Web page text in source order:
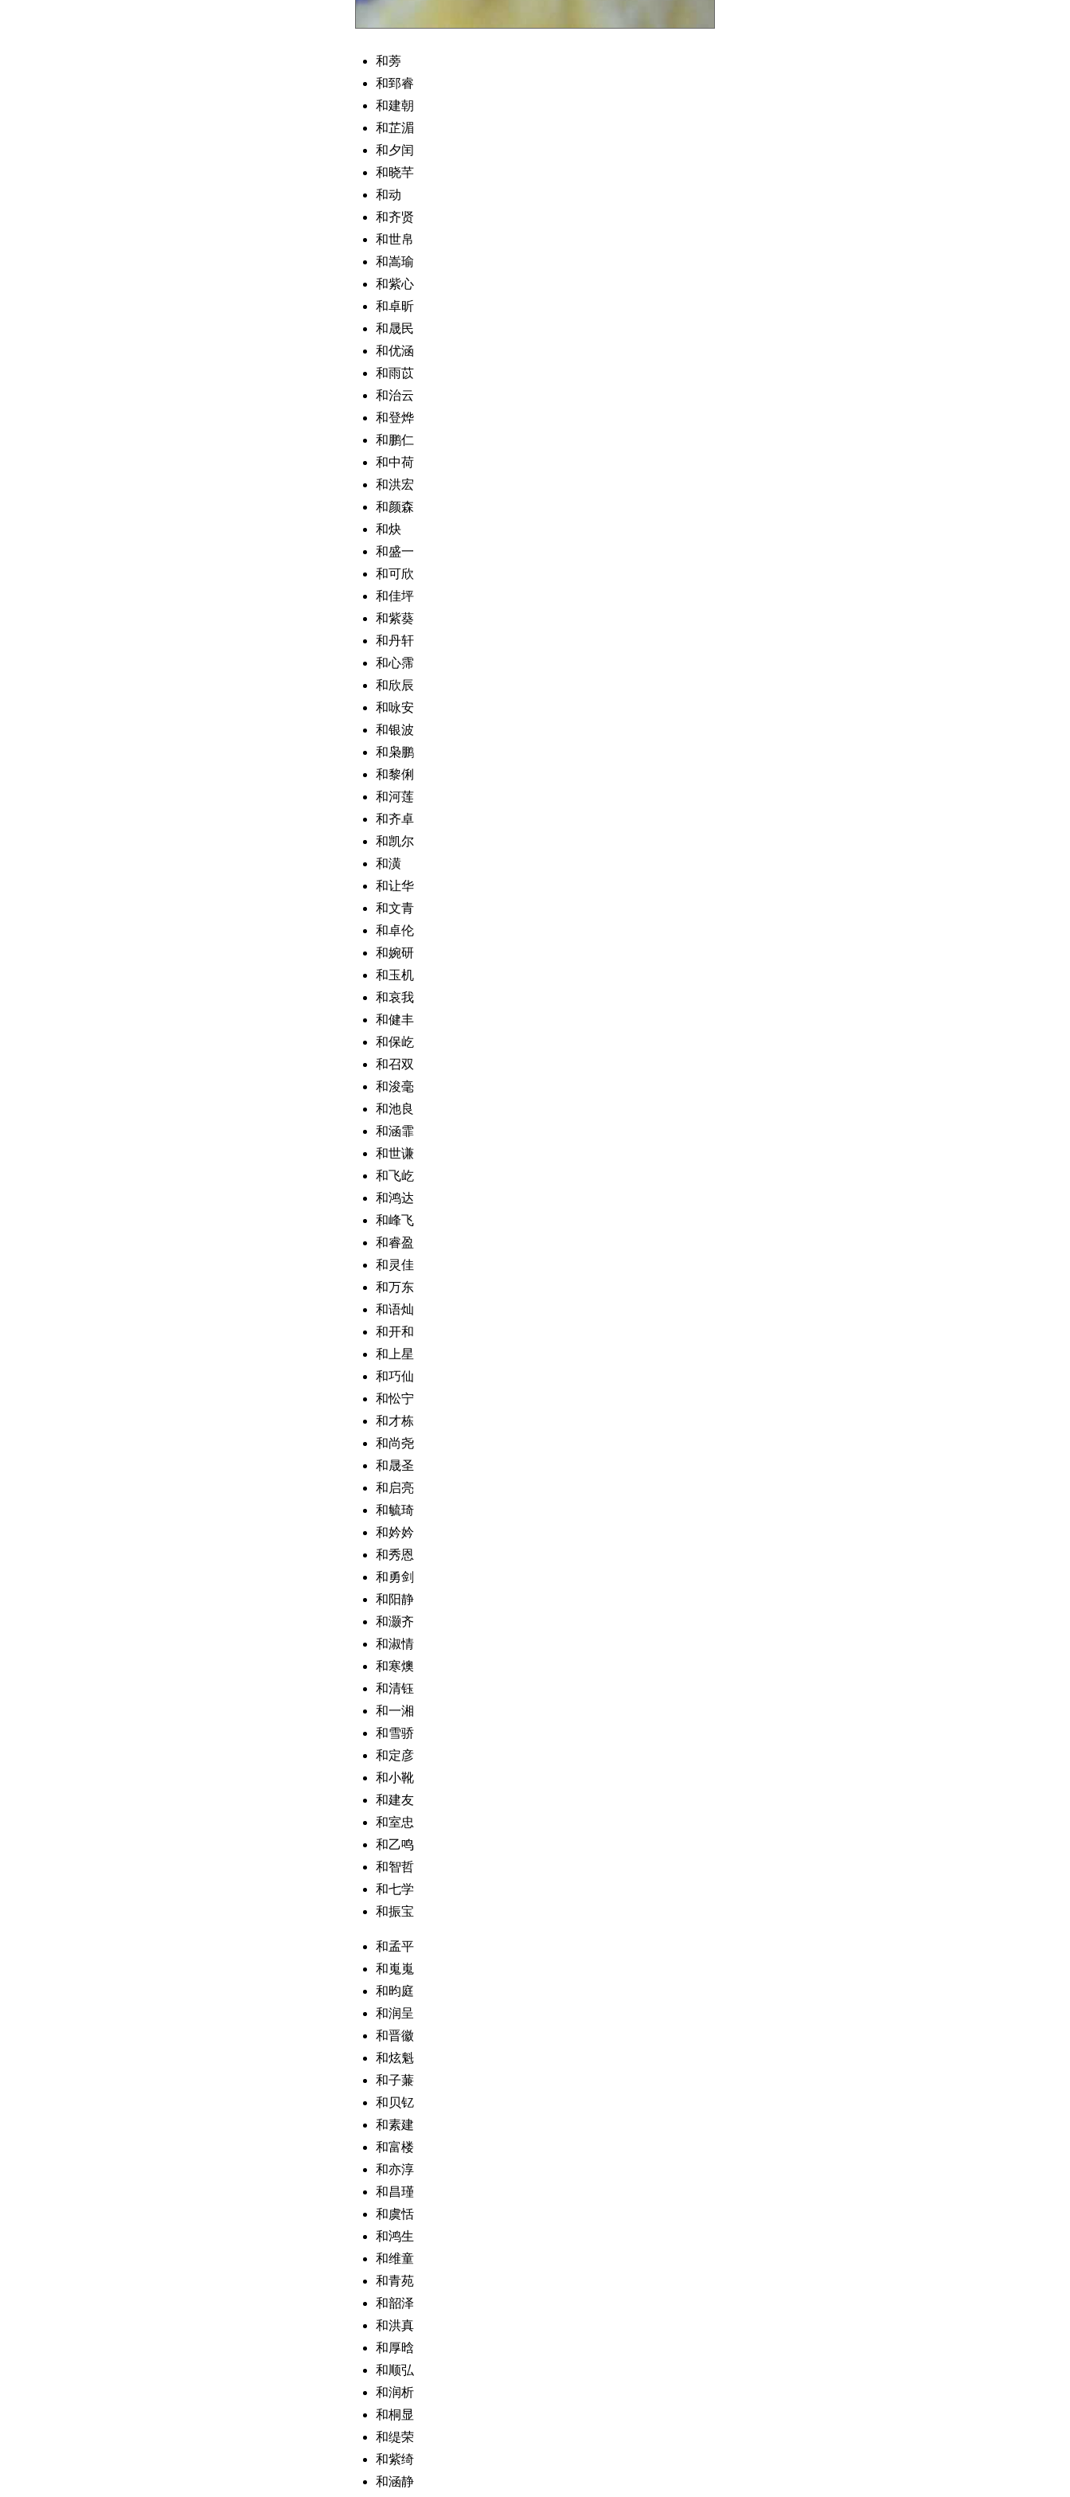
和蒡
和郅睿
和建朝
和芷湄
和夕闰
和晓芊
和动
和齐贤
和世帛
和嵩瑜
和紫心
和卓昕
和晟民
和优涵
和雨苡
和治云
和登烨
和鹏仁
和中荷
和洪宏
和颜森
和炔
和盛一
和可欣
和佳坪
和紫葵
和丹轩
和心霈
和欣辰
和咏安
和银波
和枭鹏
和黎俐
和河莲
和齐卓
和凯尔
和潢
和让华
和文青
和卓伦
和婉研
和玉机
和哀我
和健丰
和保屹
和召双
和浚毫
和池良
和涵霏
和世谦
和飞屹
和鸿达
和峰飞
和睿盈
和灵佳
和万东
和语灿
和开和
和上星
和巧仙
和忪宁
和才栋
和尚尧
和晟圣
和启亮
和毓琦
和妗妗
和秀恩
和勇剑
和阳静
和灏齐
和淑情
和寒燠
和清钰
和一湘
和雪骄
和定彦
和小靴
和建友
和室忠
和乙鸣
和智哲
和七学
和振宝
和孟平
和嵬嵬
和昀庭
和润呈
和晋徽
和炫魁
和子蒹
和贝钇
和素建
和富楼
和亦淳
和昌瑾
和虞恬
和鸿生
和维童
和青苑
和韶泽
和洪真
和厚晗
和顺弘
和润析
和桐显
和缇荣
和紫绮
和涵静